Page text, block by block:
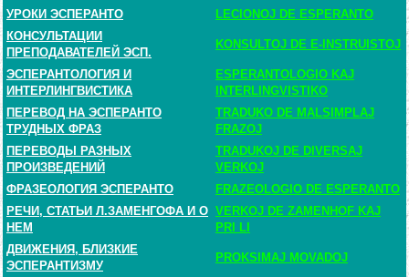
УРОКИ ЭСПЕРАНТО
LECIONOJ DE ESPERANTO
КОНСУЛЬТАЦИИ
ПРЕПОДАВАТЕЛЕЙ ЭСП.
KONSULTOJ DE E-INSTRUISTOJ
ЭСПЕРАНТОЛОГИЯ И
ИНТЕРЛИНГВИСТИКА
ESPERANTOLOGIO KAJ
INTERLINGVISTIKO
ПЕРЕВОД НА ЭСПЕРАНТО
ТРУДНЫХ ФРАЗ
TRADUKO DE MALSIMPLAJ
FRAZOJ
ПЕРЕВОДЫ РАЗНЫХ
ПРОИЗВЕДЕНИЙ
TRADUKOJ DE DIVERSAJ
VERKOJ
ФРАЗЕОЛОГИЯ ЭСПЕРАНТО
FRAZEOLOGIO DE ESPERANTO
РЕЧИ, СТАТЬИ Л.ЗАМЕНГОФА И О
НЕМ
VERKOJ DE ZAMENHOF KAJ
PRI LI
ДВИЖЕНИЯ, БЛИЗКИЕ
ЭСПЕРАНТИЗМУ
PROKSIMAJ MOVADOJ